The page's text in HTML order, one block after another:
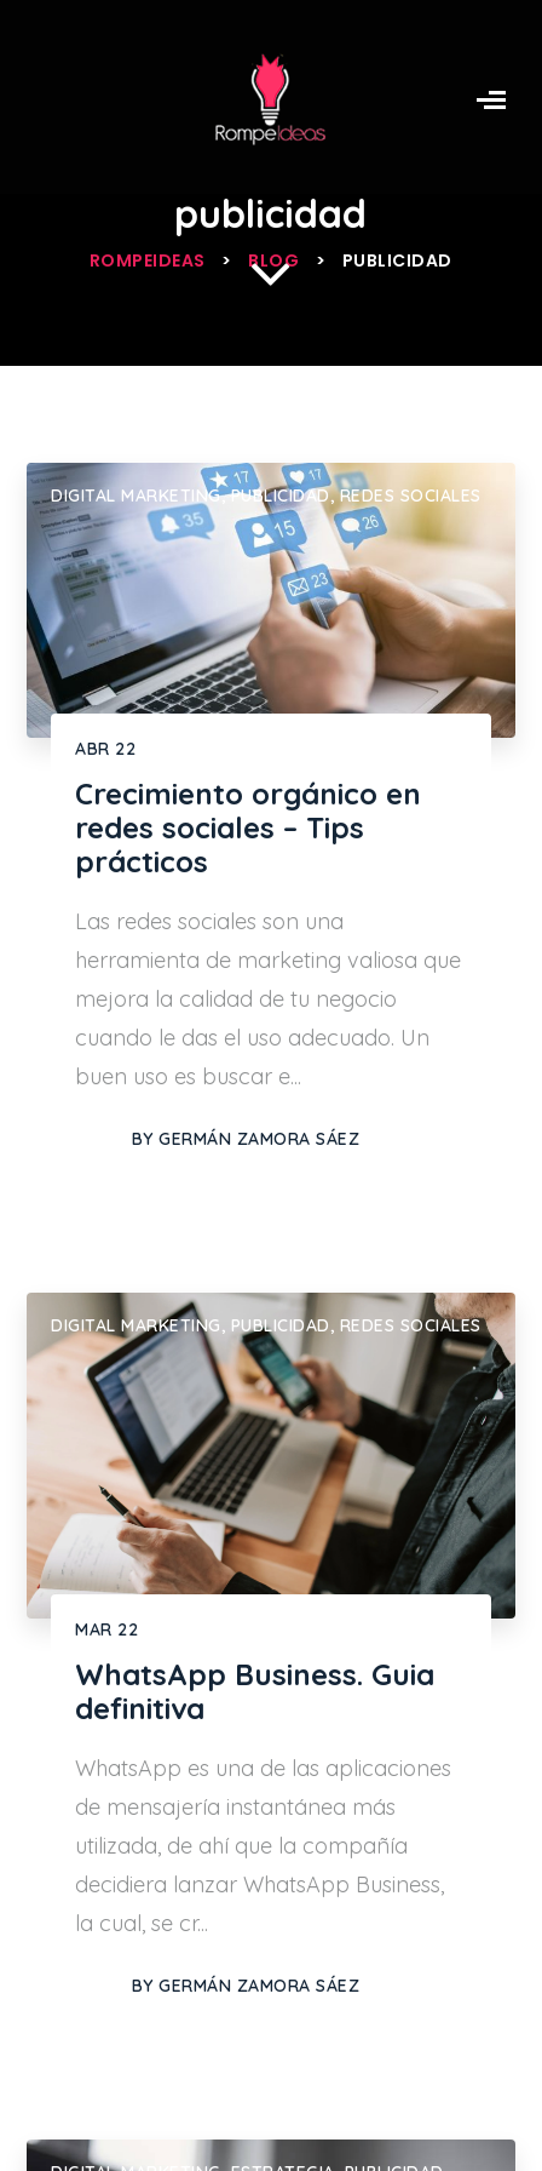
Archive for
publicidad
ROMPEIDEAS > BLOG > PUBLICIDAD
DIGITAL MARKETING,PUBLICIDAD,REDES SOCIALES
ABR 22
Crecimiento orgánico en
redes sociales – Tips
prácticos
Las redes sociales son una
herramienta de marketing valiosa que
mejora la calidad de tu negocio
cuando le das el uso adecuado. Un
buen uso es buscar e...
BY GERMÁN ZAMORA SÁEZ
DIGITAL MARKETING, PUBLICIDAD, REDES SOCIALES
MAR 22
WhatsApp Business. Guia
definitiva
WhatsApp es una de las aplicaciones
de mensajería instantánea más
utilizada, de ahí que la compañía
decidiera lanzar WhatsApp Business,
la cual, se cr...
BY GERMÁN ZAMORA SÁEZ